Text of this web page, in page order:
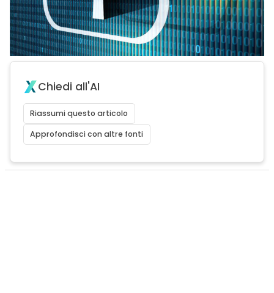
Chiedi all'AI
Riassumi questo articolo
Approfondisci con altre fonti